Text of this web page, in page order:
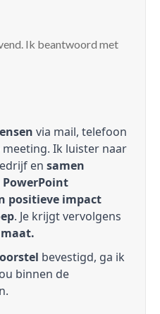
Ik beantwoord met
via mail, telefoon
Ik luister naar
en samen
positieve impact
. Je krijgt vervolgens
bevestigd, ga ik
binnen de